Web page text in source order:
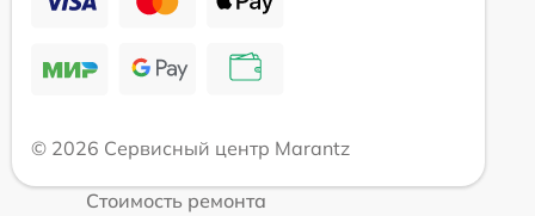
© 2026 Сервисный центр Marantz
Стоимость ремонта